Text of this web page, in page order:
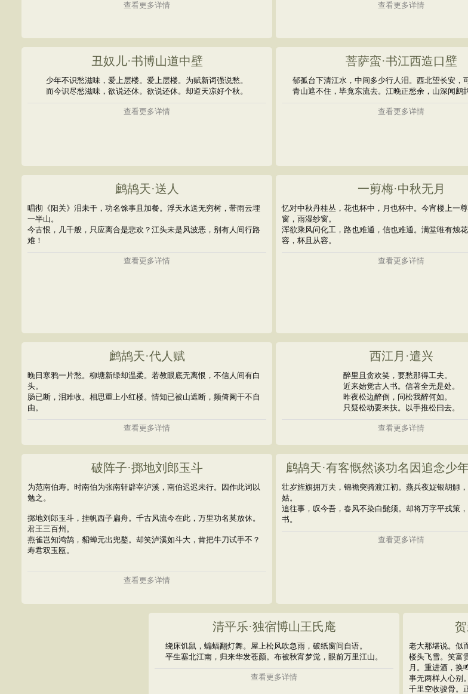
查看更多详情 查看更多详情
丑奴儿·书博山道中壁
少年不识愁滋味，爱上层楼。爱上层楼。为赋新词强说愁。
而今识尽愁滋味，欲说还休。欲说还休。却道天凉好个秋。
查看更多详情
菩萨蛮·书江西造口壁
郁孤台下清江水，中间多少行人泪。西北望长安，
青山遮不住，毕竟东流去。江晚正愁余，山深闻鹧
查看更多详情
鹧鸪天·送人
唱彻《阳关》泪未干，功名馀事且加餐。浮天水送无穷树，带雨云埋
一半山。
今古恨，几千般，只应离合是悲欢？江头未是风波恶，别有人间行路
难！
查看更多详情
一剪梅·中秋无月
忆对中秋丹桂丛，花也杯中，月也杯中。今宵楼上一
窗，雨湿纱窗。
浑欲乘风问化工，路也难通，信也难通。满堂唯有烛
容，杯且从容。
查看更多详情
鹧鸪天·代人赋
晚日寒鸦一片愁。柳塘新绿却温柔。若教眼底无离恨，不信人间有白
头。
肠已断，泪难收。相思重上小红楼。情知已被山遮断，频倚阑干不自
由。
查看更多详情
西江月·遣兴
醉里且贪欢笑，要愁那得工夫。
近来始觉古人书。信著全无是处。
昨夜松边醉倒，问松我醉何如。
只疑松动要来扶。以手推松曰去。
查看更多详情
破阵子·掷地刘郎玉斗
为范南伯寿。时南伯为张南轩辟宰泸溪，南伯迟迟未行。因作此词以
勉之。
掷地刘郎玉斗，挂帆西子扁舟。千古风流今在此，万里功名莫放休。
君王三百州。
燕雀岂知鸿鹄，貂蝉元出兜鍪。却笑泸溪如斗大，肯把牛刀试手不？
寿君双玉瓯。
查看更多详情
鹧鸪天·有客慨然谈功名因追念少
壮岁旌旗拥万夫，锦襜突骑渡江初。燕兵夜娖银胡觮
姑。
追往事，叹今吾，春风不染白髭须。却将万字平戎策
书。
查看更多详情
清平乐·独宿博山王氏庵
绕床饥鼠，蝙蝠翻灯舞。屋上松风吹急雨，破纸窗间自语。
平生塞北江南，归来华发苍颜。布被秋宵梦觉，眼前万里江山。
查看更多详情
老大那堪说。似
楼头飞雪。笑富
月。重进酒，换
事无两样人心别
千里空收骏骨。